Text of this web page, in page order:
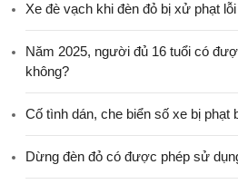
Xe đè vạch khi đèn đỏ bị xử phạt
Năm 2025, người đủ 16 tuổi có
không?
Cố tình dán, che biển số xe bị phạt
Dừng đèn đỏ có được phép sử